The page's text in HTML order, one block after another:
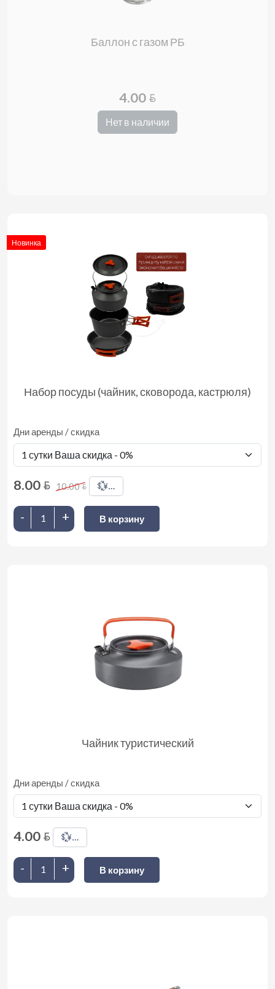
Баллон с газом РБ
4.00 BYN
Нет в наличии
Новинка
Набор посуды (чайник, сковорода, кастрюля)
Дни аренды / скидка
8.00 BYN 10.00BYN 💱…
- + В корзину
Чайник туристический
Дни аренды / скидка
4.00 BYN 💱…
- + В корзину